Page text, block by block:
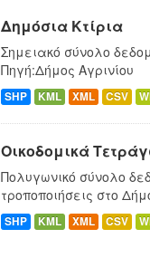
Δημόσια Κτίρια
Σημειακό σύνολο
Πηγή:Δήμος Αγρινίου
SHP KML XML CSV
Οικοδομικά
Πολυγωνικό σύνολο
τροποποιήσεις στο
SHP KML XML CSV